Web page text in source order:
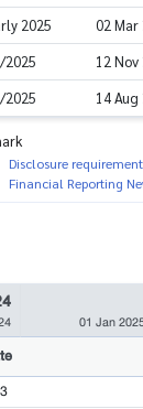
2025
02 Mar
2025
12 Nov
2025
14 Aug
Disclosure
Financial Reporting
01 Jan